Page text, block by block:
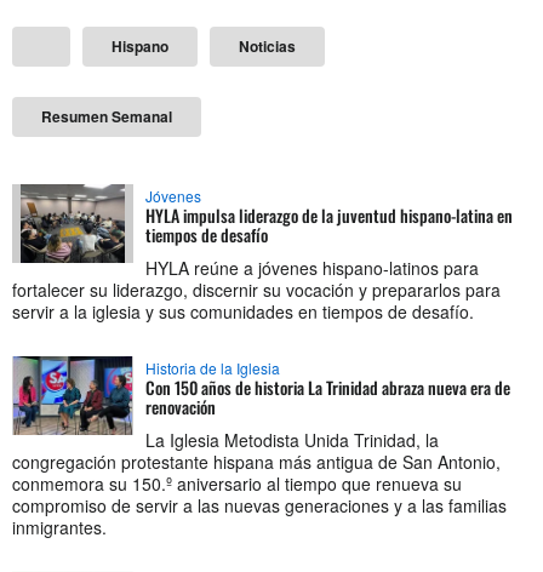
Hispano Noticias
Resumen Semanal
Jóvenes
HYLA impulsa liderazgo de la juventud hispano-latina en
tiempos de desafío
HYLA reúne a jóvenes hispano-latinos para
fortalecer su liderazgo, discernir su vocación y prepararlos para
servir a la iglesia y sus comunidades en tiempos de desafío.
Historia de la Iglesia
Con 150 años de historia La Trinidad abraza nueva era de
renovación
La Iglesia Metodista Unida Trinidad, la
congregación protestante hispana más antigua de San Antonio,
conmemora su 150.º aniversario al tiempo que renueva su
compromiso de servir a las nuevas generaciones y a las familias
inmigrantes.